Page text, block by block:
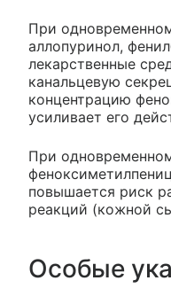
При
аллопуринол,
лекарственные
канальцевую
концентрацию
усиливает его
При
повышается риск
реакций (кожной
Особые